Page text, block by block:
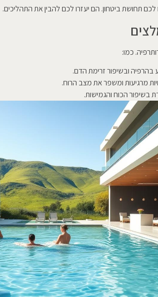
לכם תחושת ביטחון. הם יעזרו לכם להבין את התהליכים.
כמו:
בהרפיה ובשיפור זרימת הדם.
מרגיעות ומשפר את מצב הרוח.
הכוח והגמישות.